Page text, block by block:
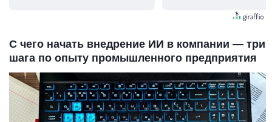
С чего начать внедрение ИИ в компании — три
шага по опыту промышленного предприятия